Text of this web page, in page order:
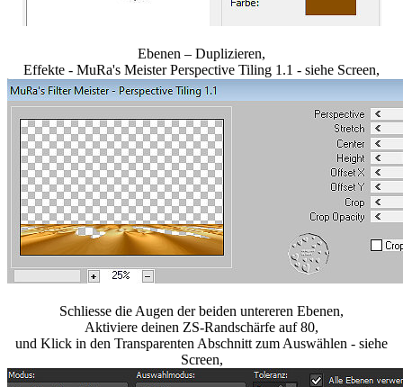
Ebenen – Duplizieren,
Effekte - MuRa's Meister Perspective Tiling 1.1 - siehe Screen,
Schliesse die Augen der beiden untereren Ebenen,
Aktiviere deinen ZS-Randschärfe auf 80,
und Klick in den Transparenten Abschnitt zum Auswählen - siehe
Screen,